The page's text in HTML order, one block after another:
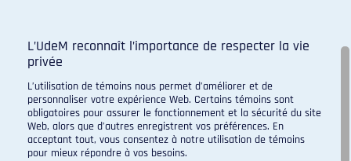
L’UdeM reconnaît l’importance de respecter la vie
privée
L’utilisation de témoins nous permet d’améliorer et de
personnaliser votre expérience Web. Certains témoins sont
obligatoires pour assurer le fonctionnement et la sécurité du site
Web, alors que d’autres enregistrent vos préférences. En
acceptant tout, vous consentez à notre utilisation de témoins
pour mieux répondre à vos besoins.